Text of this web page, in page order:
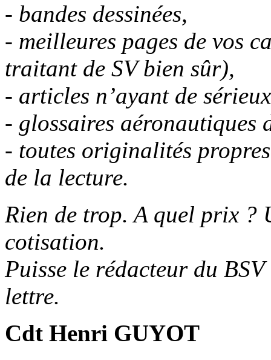
- bandes dessinées,
- meilleures pages de vos
traitantde SV bien sûr),
- articles n’ayant de
- glossaires aéronautiques
- toutes originalités
de la lecture.
Rien de trop. Aquel prix ?
cotisation.
Puisse le rédacteur du
lettre.
Cdt Henri GUYOT